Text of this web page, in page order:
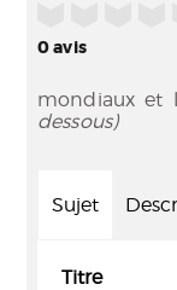
0avis
mondiaux et
dessous)
Sujet
Titre